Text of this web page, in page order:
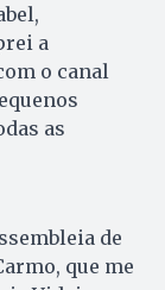
a
o canal
as
de
que me